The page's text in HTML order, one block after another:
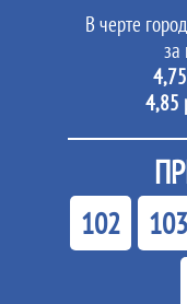
В черте
за
4,85
102 103